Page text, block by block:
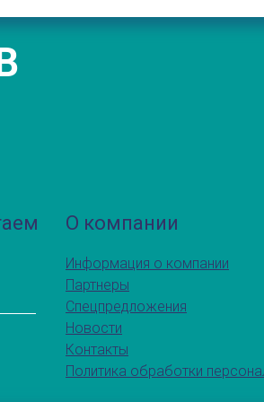
О компании
Информация о компании
Партнеры
Спецпредложения
Новости
Контакты
Политика обработки